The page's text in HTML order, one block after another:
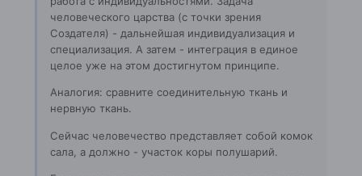
человеческого царства (с точки зрения
Создателя) - дальнейшая индивидуализация и
специализация. А затем - интеграция в единое
целое уже на этом достигнутом принципе.
Аналогия: сравните соединительную ткань и
нервную ткань.
Сейчас человечество представляет собой комок
сала, а должно - участок коры полушарий.